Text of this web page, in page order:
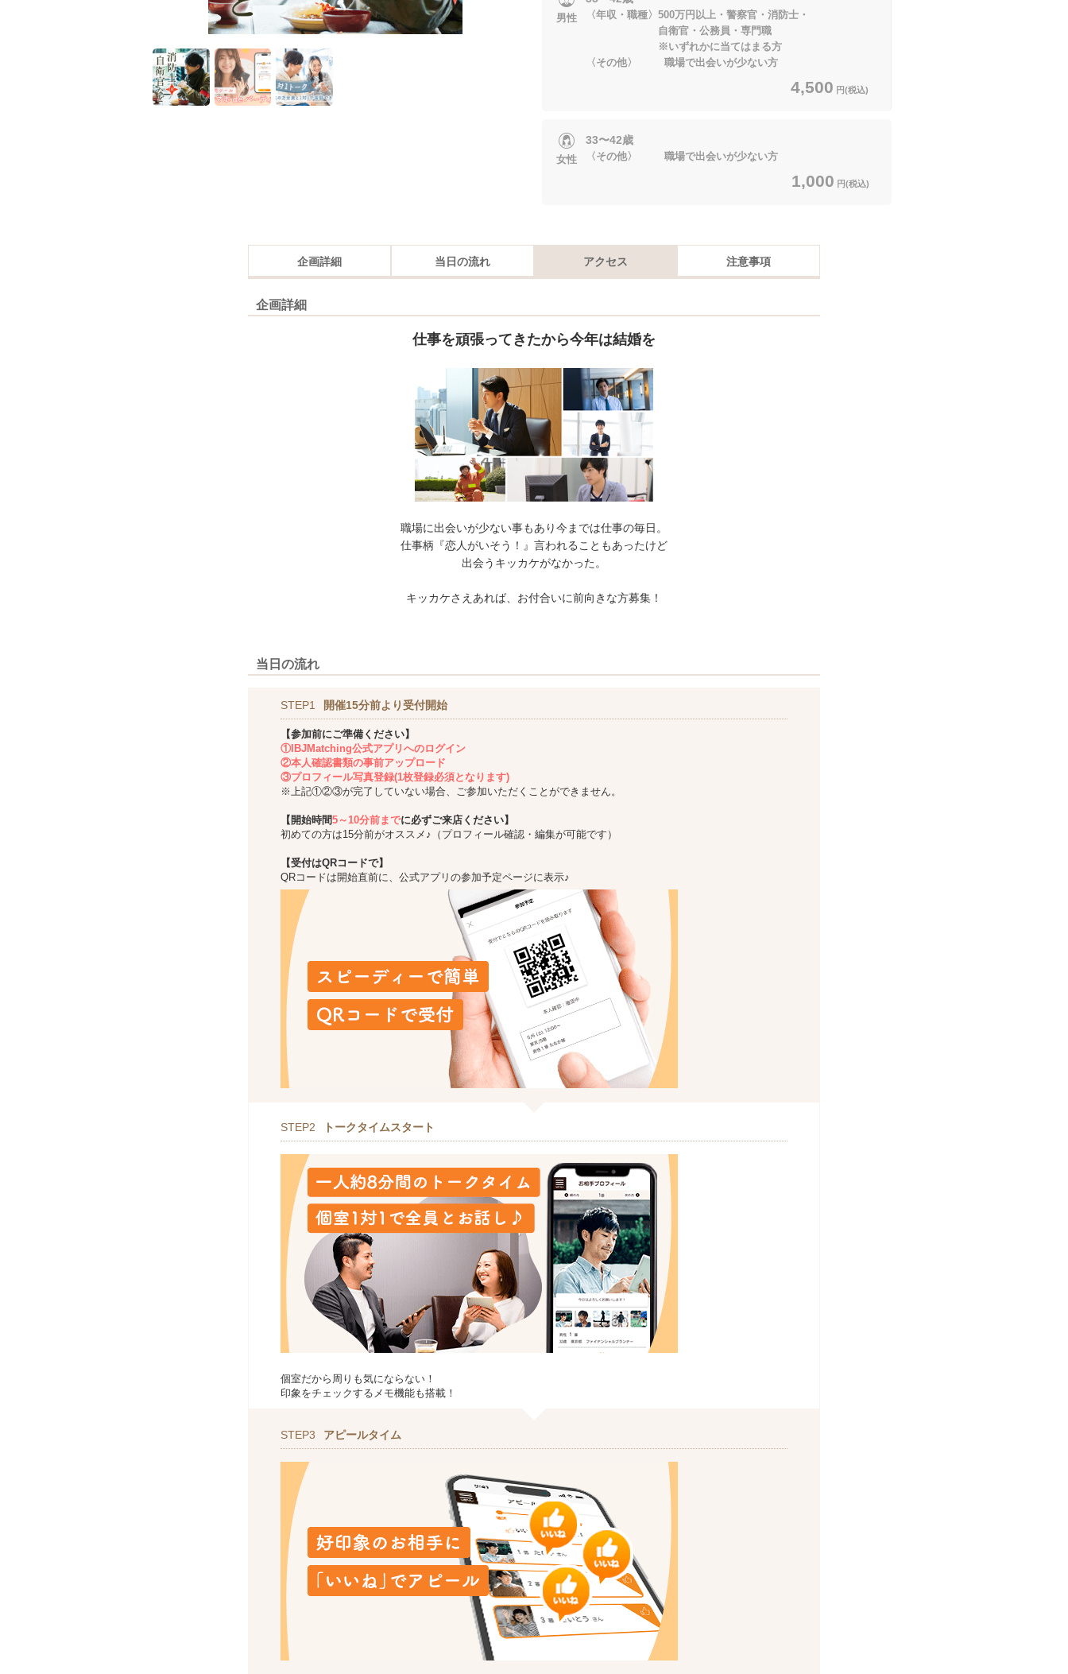
男性
〈年収・職種〉500万円以上・警察官・消防士・
自衛官・公務員・専門職
※いずれかに当てはまる方
〈その他〉 職場で出会いが少ない方
4,500 円(税込)
女性
33〜42歳
〈その他〉 職場で出会いが少ない方
1,000 円(税込)
企画詳細 当日の流れ アクセス 注意事項
企画詳細
仕事を頑張ってきたから今年は結婚を
職場に出会いが少ない事もあり今までは仕事の毎日。
仕事柄『恋人がいそう！』言われることもあったけど
出会うキッカケがなかった。
キッカケさえあれば、お付合いに前向きな方募集！
当日の流れ
STEP1 開催15分前より受付開始
【参加前にご準備ください】
①IBJMatching公式アプリへのログイン
②本人確認書類の事前アップロード
③プロフィール写真登録(1枚登録必須となります)
※上記①②③が完了していない場合、ご参加いただくことができません。
【開始時間5～10分前までに必ずご来店ください】
初めての方は15分前がオススメ♪（プロフィール確認・編集が可能です）
【受付はQRコードで】
QRコードは開始直前に、公式アプリの参加予定ページに表示♪
STEP2 トークタイムスタート
個室だから周りも気にならない！
印象をチェックするメモ機能も搭載！
STEP3 アピールタイム